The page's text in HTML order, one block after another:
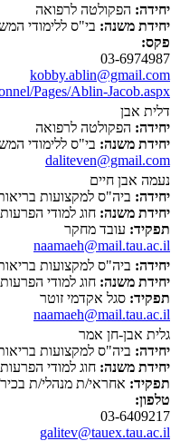
יחידה: הפקולטה לרפואה
יחידת משנה: בי"ס ללימודי
פקס:
03-6974987
kobby.ablin@gmail.com
Pages/Ablin-Jacob.aspx
דלית אבן
יחידה: הפקולטה לרפואה
יחידת משנה: בי"ס ללימודי
daliteven@gmail.com
נעמה אבן חיים
יחידה: ביה"ס למקצועות
יחידת משנה: חוג למודי
תפקיד: עובד מחקר
naamaeh@mail.tau.ac.il
יחידה: ביה"ס למקצועות
יחידת משנה: חוג למודי
תפקיד: סגל אקדמי זוטר
naamaeh@mail.tau.ac.il
גלית אבן-חן אמר
יחידה: ביה"ס למקצועות
יחידת משנה: חוג למודי
תפקיד: אחראי/ת מנהלי/ת
טלפון:
03-6409217
galitev@tauex.tau.ac.il